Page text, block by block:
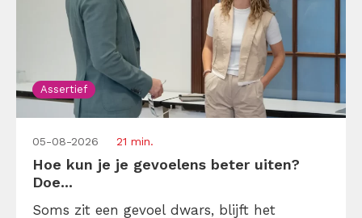
Assertief
05-08-2026 21 min.
Hoe kun je je gevoelens beter uiten?
Doe...
Soms zit een gevoel dwars, blijft het